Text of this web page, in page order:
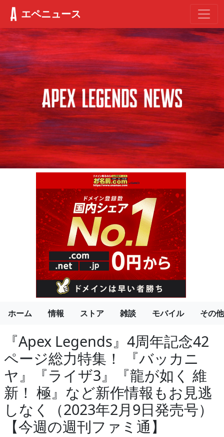
エペニュース
ホーム 情報 ストア 雑談 モバイル その他
『Apex Legends』4周年記念42
ページ総力特集！ 『バッカニ
ヤ』『ライザ3』『龍が如く 維
新！ 極』など新作情報もお見逃
しなく（2023年2月9日発売号）
【今週の週刊ファミ通】